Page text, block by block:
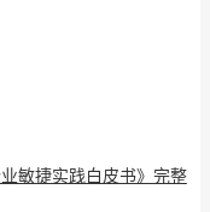
业敏捷实践白皮书》完整